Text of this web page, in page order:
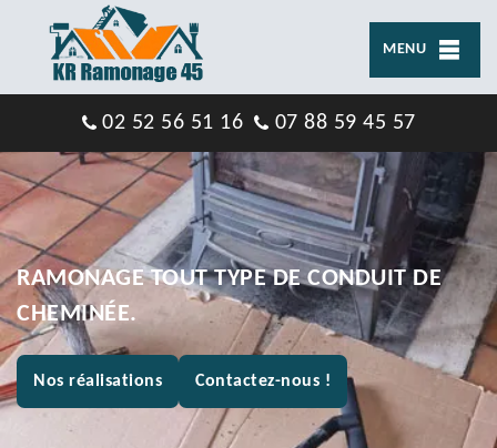
MENU
02 52 56 51 16 07 88 59 45 57
RAMONAGE TOUT TYPE DE CONDUIT DE
CHEMINÉE.
Nos réalisations Contactez-nous !